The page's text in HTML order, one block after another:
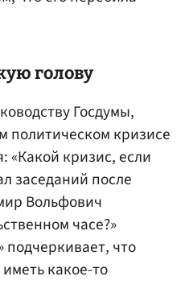
голову
Госдумы,
политическом кризисе
«Какой кризис, если
заседаний после
Вольфович
часе?»
подчеркивает, что
какое-то